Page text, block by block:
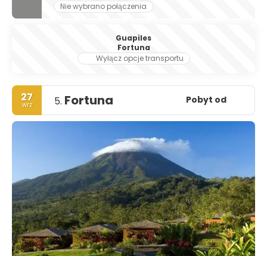
Nie wybrano połączenia
Guapiles
Fortuna
Wyłącz opcje transportu
27
wrz 5. Fortuna Pobyt od